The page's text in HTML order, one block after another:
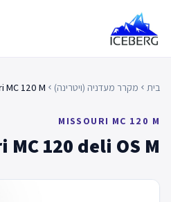
content
בית chevron_left מקרר מעדניה (ויטרינה) chevron_left
MC 120 M
MISSOURI MC 120 M
MC 120 deli OS M